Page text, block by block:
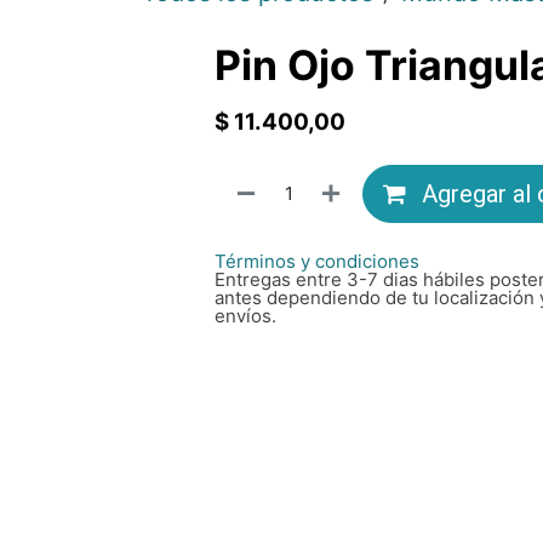
Pin Ojo
$ 11.400,00
Agregar al
Términos y condiciones
Entregas entre 3-7 dias hábiles
antes dependiendo de tu localización
envíos.